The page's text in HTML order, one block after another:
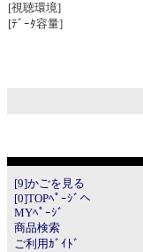
[視聴環境]
[ﾃﾞｰﾀ容量]
[9]かごを見る
[0]TOPﾍﾟｰｼﾞへ
MYﾍﾟｰｼﾞ
商品検索
ご利用ｶﾞｲﾄﾞ